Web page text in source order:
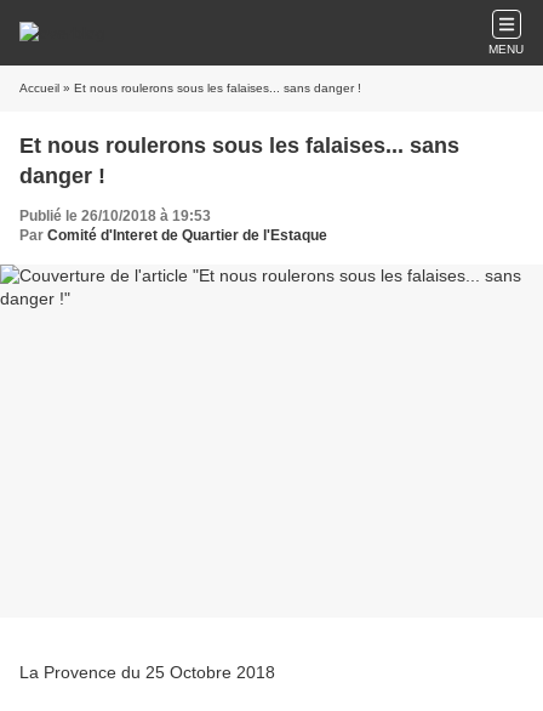
MENU
Accueil » Et nous roulerons sous les falaises... sans danger !
Et nous roulerons sous les falaises... sans
danger !
Publié le 26/10/2018 à 19:53
Par Comité d'Interet de Quartier de l'Estaque
La Provence du 25 Octobre 2018